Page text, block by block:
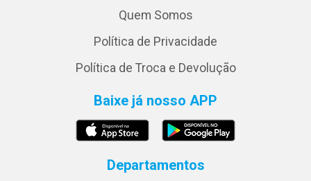
Quem Somos
Política de Privacidade
Política de Troca e Devolução
Baixe já nosso APP
Departamentos